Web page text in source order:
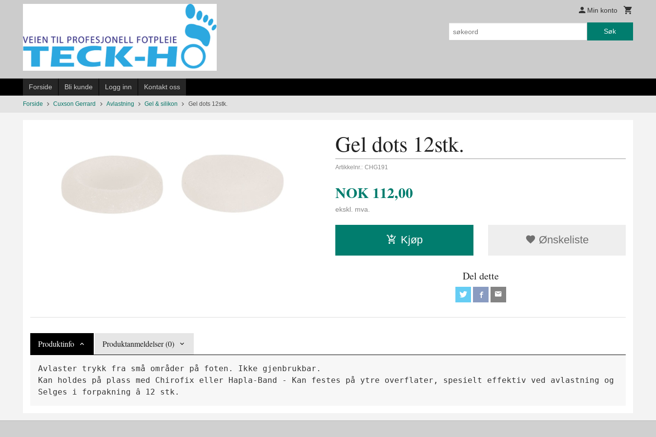
Min konto
Søk
Forside Bli kunde Logg inn Kontakt oss
Forside Cuxson Gerrard Avlastning Gel & silikon Gel dots 12stk.
Gel dots 12stk.
Artikkelnr.: CHG191
NOK 112,00
ekskl. mva.
Kjøp Ønskeliste
Del dette
Produktinfo Produktanmeldelser (0)
Avlaster trykk fra små områder på foten. Ikke gjenbrukbar.
Kan holdes på plass med Chirofix eller Hapla-Band - Kan festes på ytre overflater, spesielt effektiv ved avlastning og demping
Selges i forpakning â 12 stk.